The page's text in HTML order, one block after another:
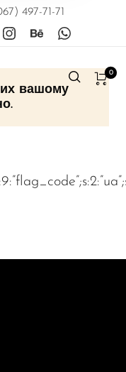
497-71-71
0
вашому